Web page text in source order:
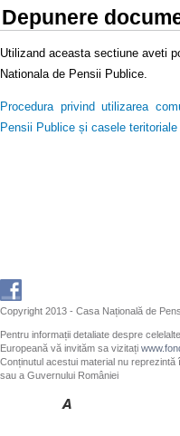
Depunere
Utilizand aceasta sectiune aveti
Nationala de Pensii Publice.
Procedura privind utilizarea
Pensii Publice și casele teritoriale
Copyright 2013 - Casa Națională de
Pentru informații detaliate despre
Europeană vă invităm sa vizitați
Conținutul acestui material nu reprezintă
sau a Guvernului României